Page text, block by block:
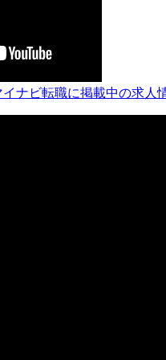
イナビ転職に掲載中の求人